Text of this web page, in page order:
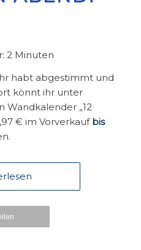
2 Minuten
habt abgestimmt und
könnt ihr unter
Wandkalender „12
€ im Vorverkauf bis